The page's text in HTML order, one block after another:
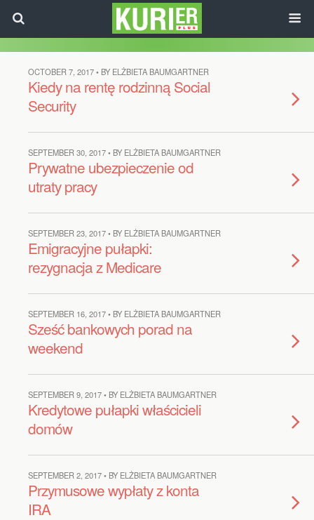
OCTOBER 7, 2017 • BY ELŻBIETA BAUMGARTNER
Kiedy na rentę rodzinną Social
Security
SEPTEMBER 30, 2017 • BY ELŻBIETA BAUMGARTNER
Prywatne ubezpieczenie od
utraty pracy
SEPTEMBER 23, 2017 • BY ELŻBIETA BAUMGARTNER
Emigracyjne pułapki:
rezygnacja z Medicare
SEPTEMBER 16, 2017 • BY ELŻBIETA BAUMGARTNER
Sześć bankowych porad na
weekend
SEPTEMBER 9, 2017 • BY ELŻBIETA BAUMGARTNER
Kredytowe pułapki właścicieli
domów
SEPTEMBER 2, 2017 • BY ELŻBIETA BAUMGARTNER
Przymusowe wypłaty z konta
IRA